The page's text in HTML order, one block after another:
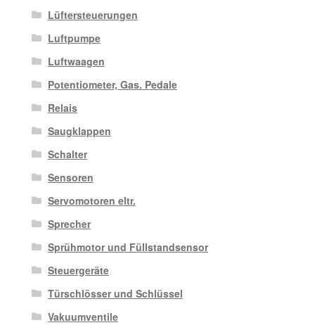
Lüftersteuerungen
Luftpumpe
Luftwaagen
Potentiometer, Gas. Pedale
Relais
Saugklappen
Schalter
Sensoren
Servomotoren eltr.
Sprecher
Sprühmotor und Füllstandsensor
Steuergeräte
Türschlösser und Schlüssel
Vakuumventile